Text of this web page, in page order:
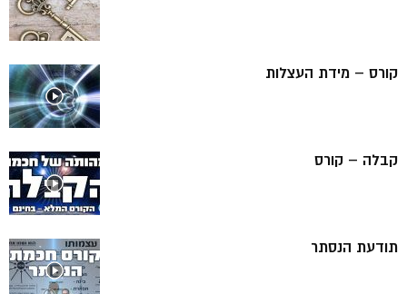
קורס – מידת העצלות
קבלה – קורס
תודעת הנסתר